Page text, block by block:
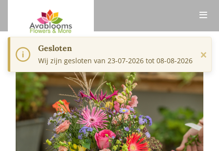
Gesloten
Wij zijn gesloten van 23-07-2026 tot 08-08-2026 ×